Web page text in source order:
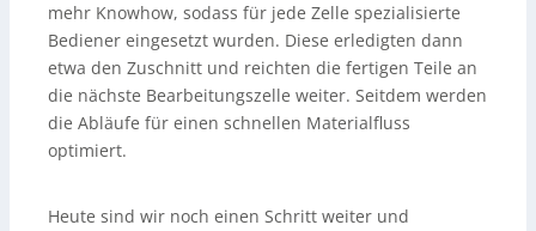
mehr Knowhow, sodass für jede Zelle spezialisierte
Bediener eingesetzt wurden. Diese erledigten dann
etwa den Zuschnitt und reichten die fertigen Teile an
die nächste Bearbeitungszelle weiter. Seitdem werden
die Abläufe für einen schnellen Materialfluss
optimiert.
Heute sind wir noch einen Schritt weiter und